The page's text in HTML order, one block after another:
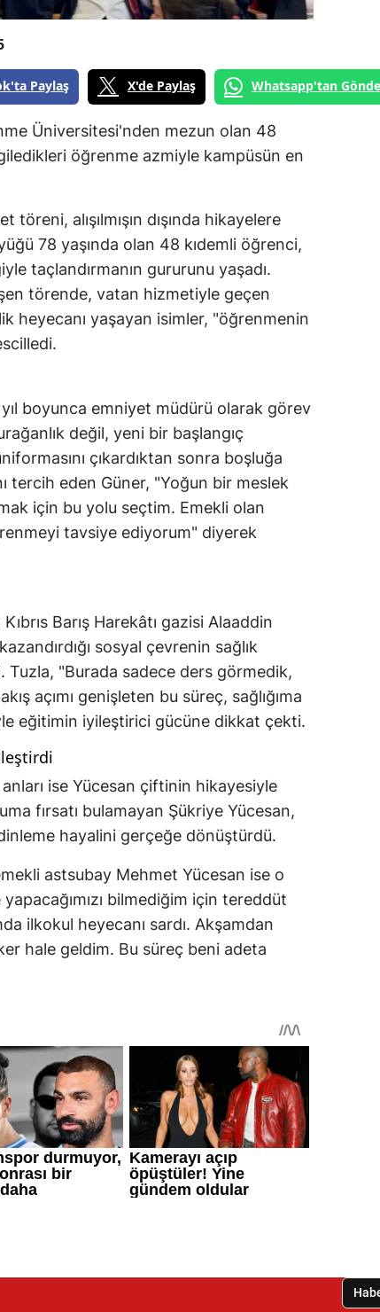
Paylaş X'de Paylaş Whatsapp'tan
Üniversitesi'nden mezun olan 48
öğrenme azmiyle kampüsün en
alışılmışın dışında hikayelere
78 yaşında olan 48 kıdemli öğrenci,
taçlandırmanın gururunu yaşadı.
törende, vatan hizmetiyle geçen
heyecanı yaşayan isimler, "öğrenmenin
boyunca emniyet müdürü olarak görev
değil, yeni bir başlangıç
çıkardıktan sonra boşluğa
tercih eden Güner, "Yoğun bir meslek
için bu yolu seçtim. Emekli olan
tavsiye ediyorum" diyerek
Barış Harekâtı gazisi Alaaddin
sosyal çevrenin sağlık
Tuzla, "Burada sadece ders görmedik,
açımı genişleten bu süreç, sağlığıma
eğitimin iyileştirici gücüne dikkat çekti.
ise Yücesan çiftinin hikayesiyle
fırsatı bulamayan Şükriye Yücesan,
hayalini gerçeğe dönüştürdü.
astsubay Mehmet Yücesan ise o
bilmediğim için tereddüt
ilkokul heyecanı sardı. Akşamdan
hale geldim. Bu süreç beni adeta